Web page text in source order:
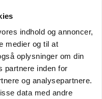
indhold og annoncer,
medier og til at
oplysninger om din
partnere inden for
og analysepartnere.
data med andre